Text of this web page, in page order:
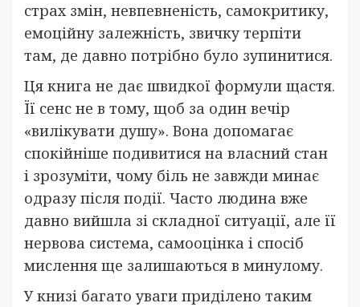
страх змін, невпевненість, самокритику,
емоційну залежність, звичку терпіти
там, де давно потрібно було зупинитися.
Ця книга не дає швидкої формули щастя.
Її сенс не в тому, щоб за один вечір
«вилікувати душу». Вона допомагає
спокійніше подивитися на власний стан
і зрозуміти, чому біль не завжди минає
одразу після події. Часто людина вже
давно вийшла зі складної ситуації, але її
нервова система, самооцінка і спосіб
мислення ще залишаються в минулому.
У книзі багато уваги приділено таким